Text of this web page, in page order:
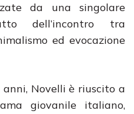
da una singolare
dell’incontro tra
ed evocazione
Novelli è riuscito a
giovanile italiano,